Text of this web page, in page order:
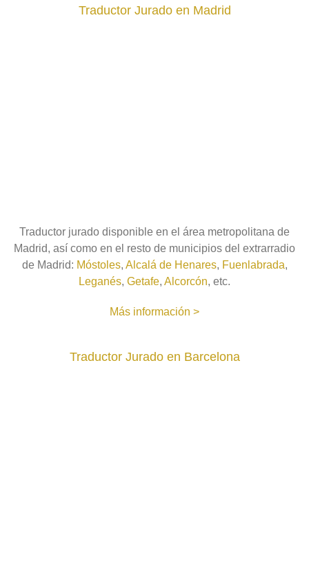
Traductor Jurado en Madrid
Traductor jurado disponible en el área metropolitana de
Madrid, así como en el resto de municipios del extrarradio
de Madrid: Móstoles, Alcalá de Henares, Fuenlabrada,
Leganés, Getafe, Alcorcón, etc.
Más información >
Traductor Jurado en Barcelona